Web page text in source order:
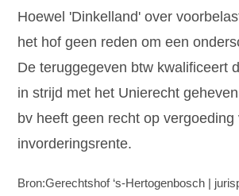
Hoewel 'Dinkelland' over
het hof geen reden om een
De teruggegeven btw kwalificeert
in strijd met het Unierecht
bv heeft geen recht op vergoeding
invorderingsrente.
Bron:Gerechtshof ‘s-Hertogenbosch |